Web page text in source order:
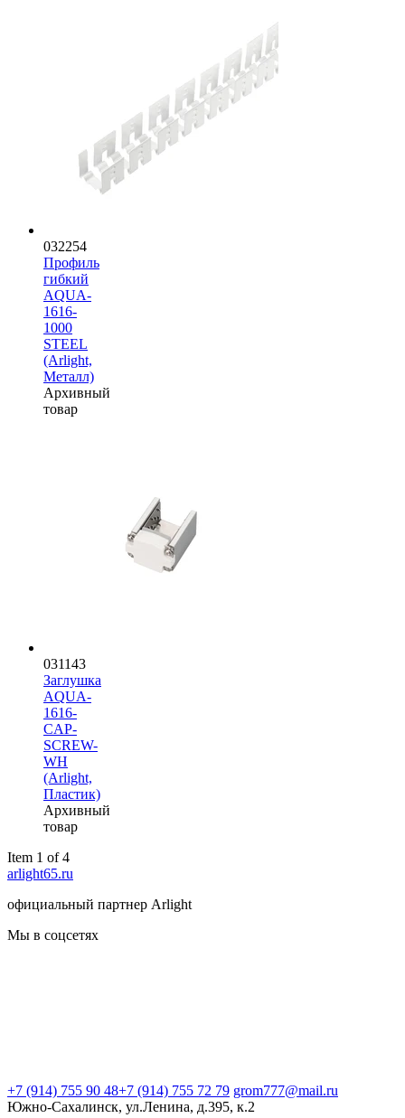
032254
Профиль
гибкий
AQUA-
1616-
1000
STEEL
(Arlight,
Металл)
Архивный
товар
031143
Заглушка
AQUA-
1616-
CAP-
SCREW-
WH
(Arlight,
Пластик)
Архивный
товар
Item 1 of 4
arlight65.ru
официальный партнер Arlight
Мы в соцсетях
+7 (914) 755 90 48+7 (914) 755 72 79 grom777@mail.ru
Южно-Сахалинск, ул.Ленина, д.395, к.2